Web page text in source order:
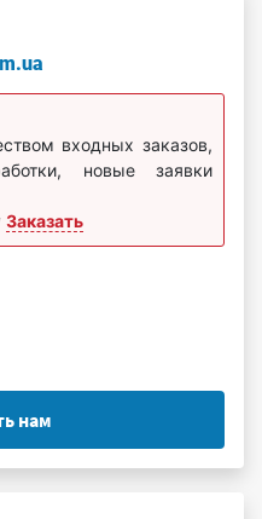
входных заказов,
новые заявки
Заказать
нам